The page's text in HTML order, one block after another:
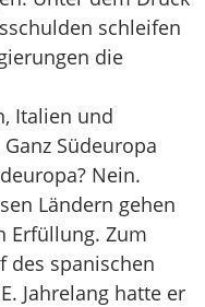
schleifen
die
Italien und
Südeuropa
Nein.
Ländern gehen
Erfüllung. Zum
des spanischen
Jahrelang hatte er